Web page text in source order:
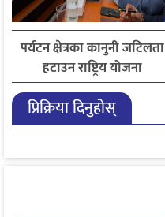
पर्यटन क्षेत्रका कानुनी जटिलता
हटाउन राष्ट्रिय योजना
आयोगसमक्ष होटल संघ
बागमतीका पाँचबुँदे माग
प्रिक्रिया दिनुहोस्